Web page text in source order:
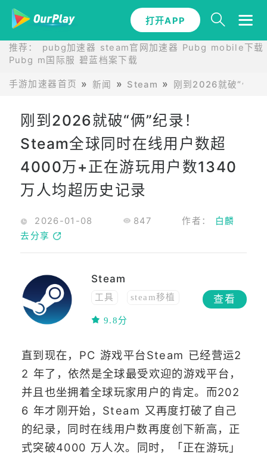
打开APP
推荐： pubg加速器 steam官网加速器 Pubg mobile下载
Pubg m国际服 碧蓝档案下载
手游加速器首页 新闻 Steam 刚到2026就破“俩”
刚到2026就破“俩”纪录！
Steam全球同时在线用户数超
4000万+正在游玩用户数1340
万人均超历史记录
2026-01-08 847 作者：
白麟
去分享
Steam
工具
steam移植
9.8分
查看
直到现在，PC 游戏平台Steam 已经营运2
2 年了，依然是全球最受欢迎的游戏平台，
并且也坐拥着全球玩家用户的肯定。而202
6 年才刚开始，Steam 又再度打破了自己
的纪录，同时在线用户数再度创下新高，正
式突破4000 万人次。同时，「正在游玩」